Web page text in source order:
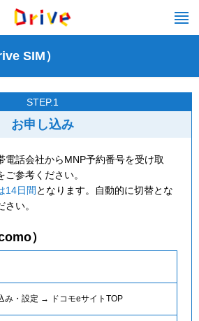
SIM）
STEP.1
お申し込み
電話会社からMNP予約番号を受け取
参考ください。
14日間 となります。自動的に切替とな
い。
）
み・設定 → ドコモeサイトTOP